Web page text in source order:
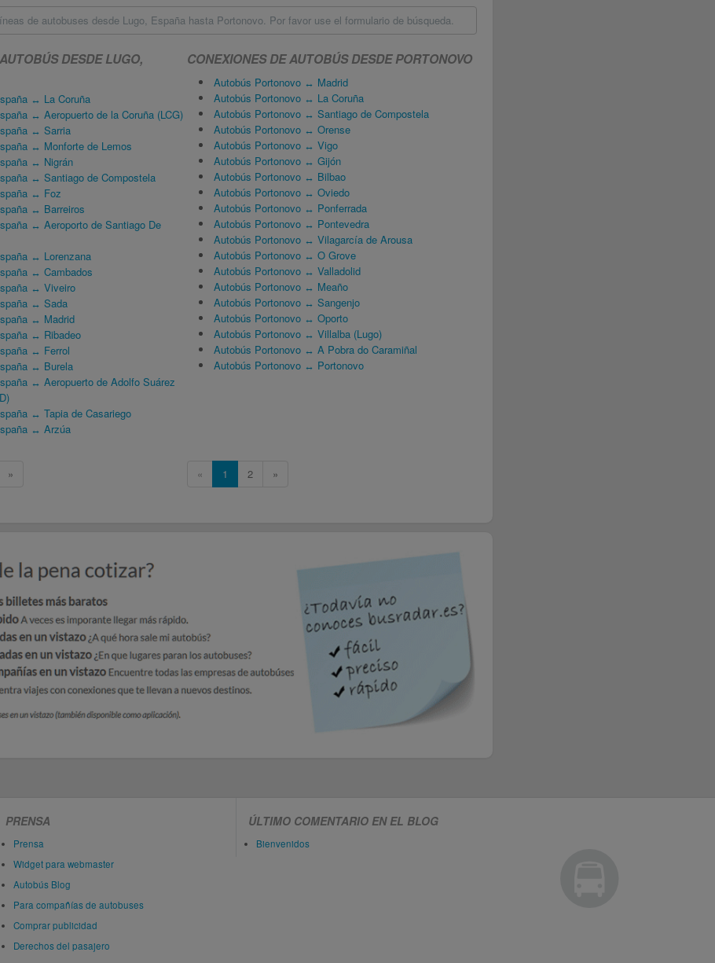
de autobuses desde Lugo, España hasta Portonovo. Por favor use el formulario de búsqueda.
DESDE LUGO,
↔ La Coruña
↔ Aeropuerto de la Coruña (LCG)
↔ Sarria
↔ Monforte de Lemos
↔ Nigrán
↔ Santiago de Compostela
↔ Foz
↔ Barreiros
↔ Aeroporto de Santiago De
↔ Lorenzana
↔ Cambados
↔ Viveiro
↔ Sada
↔ Madrid
↔ Ribadeo
↔ Ferrol
↔ Burela
↔ Aeropuerto de Adolfo Suárez
↔ Tapia de Casariego
↔ Arzúa
»
CONEXIONES DE AUTOBÚS DESDE PORTONOVO
Autobús Portonovo ↔ Madrid
Autobús Portonovo ↔ La Coruña
Autobús Portonovo ↔ Santiago de Compostela
Autobús Portonovo ↔ Orense
Autobús Portonovo ↔ Vigo
Autobús Portonovo ↔ Gijón
Autobús Portonovo ↔ Bilbao
Autobús Portonovo ↔ Oviedo
Autobús Portonovo ↔ Ponferrada
Autobús Portonovo ↔ Pontevedra
Autobús Portonovo ↔ Vilagarcía de Arousa
Autobús Portonovo ↔ O Grove
Autobús Portonovo ↔ Valladolid
Autobús Portonovo ↔ Meaño
Autobús Portonovo ↔ Sangenjo
Autobús Portonovo ↔ Oporto
Autobús Portonovo ↔ Villalba (Lugo)
Autobús Portonovo ↔ A Pobra do Caramiñal
Autobús Portonovo ↔ Portonovo
« 1 2 »
PRENSA
Prensa
Widget para webmaster
Autobús Blog
Para compañías de autobuses
Comprar publicidad
Derechos del pasajero
ÚLTIMO COMENTARIO EN EL BLOG
Bienvenidos